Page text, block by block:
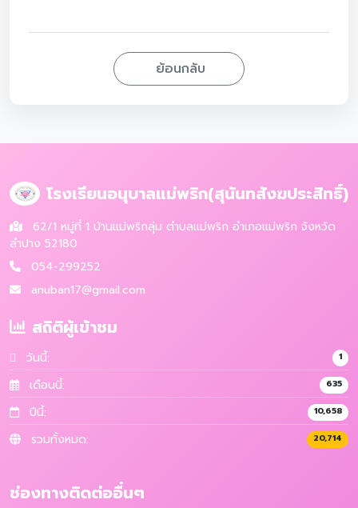
ย้อนกลับ
โรงเรียนอนุบาลแม่พริก(สุนันทสังฆประสิทธิ์)
62/1 หมู่ที่ 1 บ้านแม่พริกลุ่ม ตำบลแม่พริก อำเภอแม่พริก จังหวัด
ลำปาง 52180
054-299252
anuban17@gmail.com
สถิติผู้เข้าชม
วันนี้: 1
เดือนนี้: 635
ปีนี้: 10,658
รวมทั้งหมด: 20,714
ช่องทางติดต่ออื่นๆ